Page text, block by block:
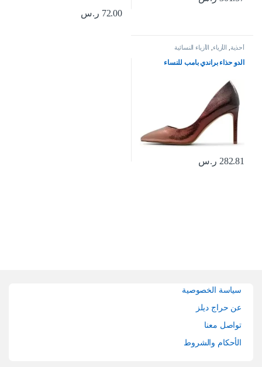
72.00 ر.س
أحذية الأزياء الأزياء النسائية
الدو حذاء براندي بامب للنساء
282.81 ر.س
سياسة الخصوصية
عن حراج ديلز
تواصل معنا
الأحكام والشروط